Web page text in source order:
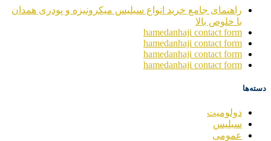
راهنمای جامع خرید انواع سیلیس میکرونیزه و پودری همدان
با خلوص بالا
hamedanhaji contact form
hamedanhaji contact form
hamedanhaji contact form
hamedanhaji contact form
دسته‌ها
دولومیت
سیلیس
عمومی